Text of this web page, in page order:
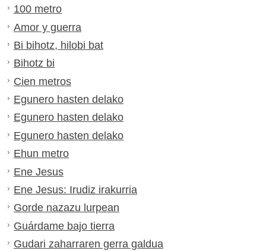
100 metro
Amor y guerra
Bi bihotz, hilobi bat
Bihotz bi
Cien metros
Egunero hasten delako
Egunero hasten delako
Egunero hasten delako
Ehun metro
Ene Jesus
Ene Jesus: Irudiz irakurria
Gorde nazazu lurpean
Guárdame bajo tierra
Gudari zaharraren gerra galdua